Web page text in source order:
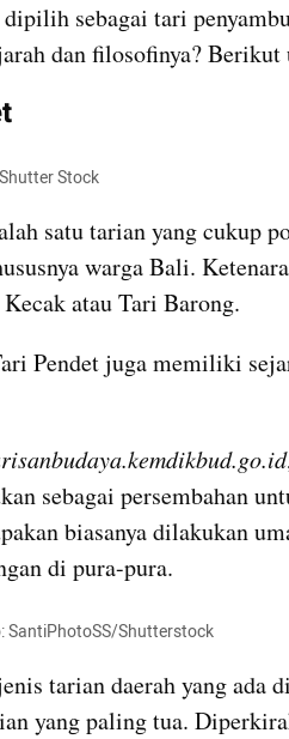
sebagai tari
dan filosofinya? Berikut
Stock
satu tarian yang cukup
warga Bali.
atau Tari Barong.
Pendet juga memiliki
sebagai persembahan
biasanya dilakukan
di pura-pura.
SantiPhotoSS/Shutterstock
tarian daerah yang ada
yang paling tua.